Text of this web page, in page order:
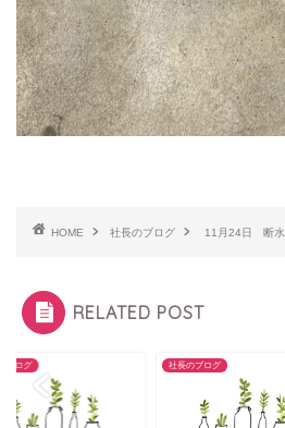
HOME 社長のブログ 11月24日 断水
RELATED POST
ブログ 社長のブログ